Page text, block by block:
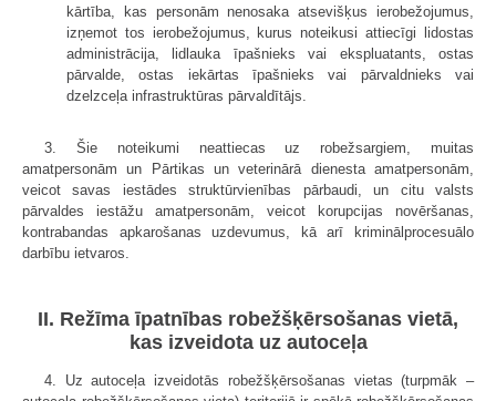
kārtība, kas personām nenosaka atsevišķus ierobežojumus,
izņemot tos ierobežojumus, kurus noteikusi attiecīgi lidostas
administrācija, lidlauka īpašnieks vai ekspluatants, ostas
pārvalde, ostas iekārtas īpašnieks vai pārvaldnieks vai
dzelzceļa infrastruktūras pārvaldītājs.
3. Šie noteikumi neattiecas uz robežsargiem, muitas
amatpersonām un Pārtikas un veterinārā dienesta amatpersonām,
veicot savas iestādes struktūrvienības pārbaudi, un citu valsts
pārvaldes iestāžu amatpersonām, veicot korupcijas novēršanas,
kontrabandas apkarošanas uzdevumus, kā arī kriminālprocesuālo
darbību ietvaros.
II. Režīma īpatnības robežšķērsošanas vietā,
kas izveidota uz autoceļa
4. Uz autoceļa izveidotās robežšķērsošanas vietas (turpmāk –